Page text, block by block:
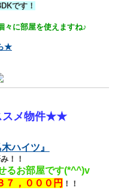
です！
々に部屋を使えますね♪
★
スメ物件★★
木ハイツ』
！！
るお部屋です(*^^)v
７，０００円 ！！